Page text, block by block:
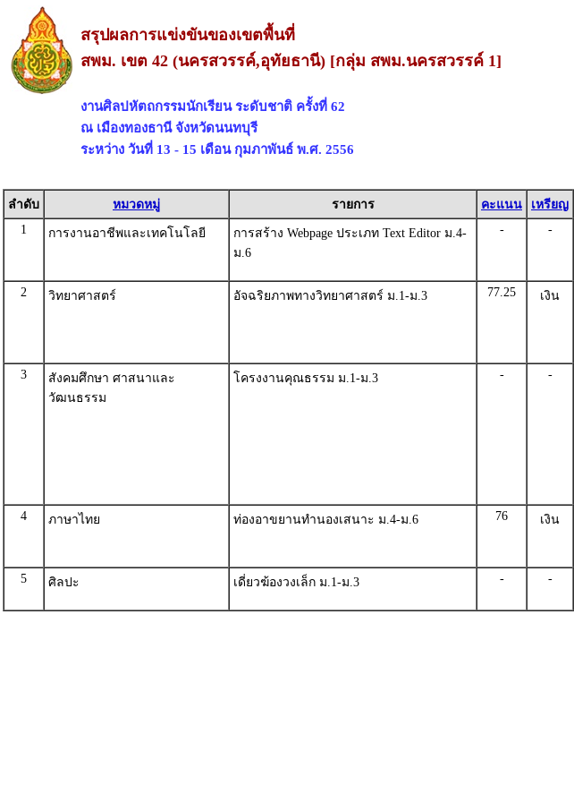
สรุปผลการแข่งขันของเขตพื้นที่
สพม. เขต 42 (นครสวรรค์,อุทัยธานี) [กลุ่ม สพม.นครสวรรค์ 1]
งานศิลปหัตถกรรมนักเรียน ระดับชาติ ครั้งที่ 62
ณ เมืองทองธานี จังหวัดนนทบุรี
ระหว่าง วันที่ 13 - 15 เดือน กุมภาพันธ์ พ.ศ. 2556
ลำดับ หมวดหมู่ รายการ คะแนน เหรียญ
1
การงานอาชีพและเทคโนโลยี
การสร้าง Webpage ประเภท Text Editor ม.4-
ม.6
- -
2 วิทยาศาสตร์ อัจฉริยภาพทางวิทยาศาสตร์ ม.1-ม.3 77.25 เงิน
3
สังคมศึกษา ศาสนาและ
วัฒนธรรม
โครงงานคุณธรรม ม.1-ม.3 - -
4 ภาษาไทย ท่องอาขยานทำนองเสนาะ ม.4-ม.6 76 เงิน
5 ศิลปะ เดี่ยวฆ้องวงเล็ก ม.1-ม.3 - -